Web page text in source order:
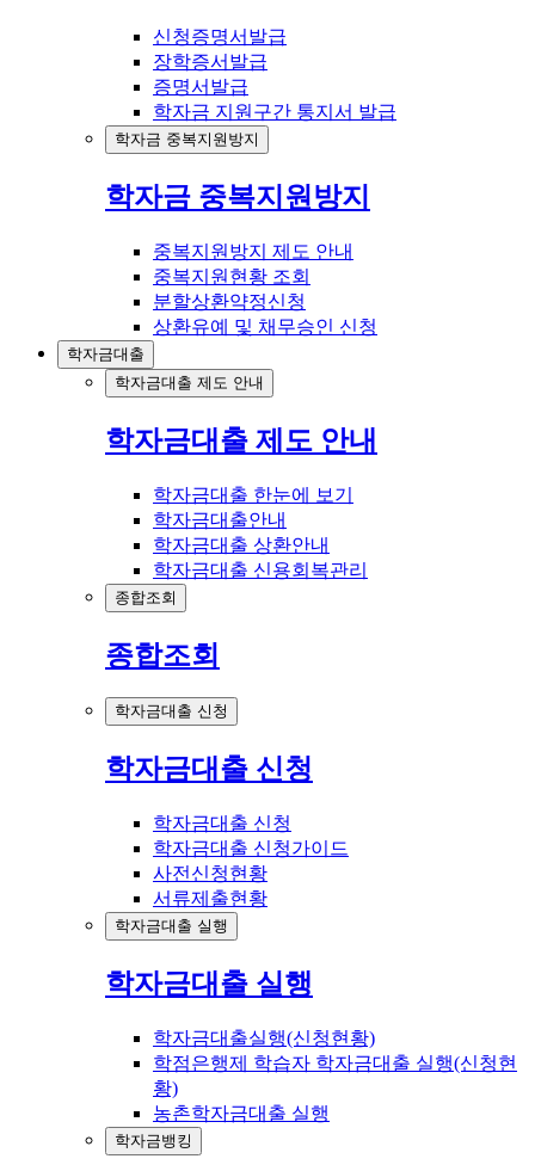
신청증명서발급
장학증서발급
증명서발급
학자금 지원구간 통지서 발급
학자금 중복지원방지
학자금 중복지원방지
중복지원방지 제도 안내
중복지원현황 조회
분할상환약정신청
상환유예 및 채무승인 신청
학자금대출
학자금대출 제도 안내
학자금대출 제도 안내
학자금대출 한눈에 보기
학자금대출안내
학자금대출 상환안내
학자금대출 신용회복관리
종합조회
종합조회
학자금대출 신청
학자금대출 신청
학자금대출 신청
학자금대출 신청가이드
사전신청현황
서류제출현황
학자금대출 실행
학자금대출 실행
학자금대출실행(신청현황)
학점은행제 학습자 학자금대출 실행(신청현
황)
농촌학자금대출 실행
학자금뱅킹